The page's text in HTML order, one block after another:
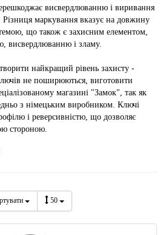
висвердлюванню і виривання
Різниця маркування вказує на довжину
що також є захисним елементом,
висвердлюванню і зламу.
найкращий рівень захисту -
не поширюються, виготовити
магазині "Замок", так як
з німецьким виробником. Ключі
і реверсивністю, що дозволяє
стороною.
50